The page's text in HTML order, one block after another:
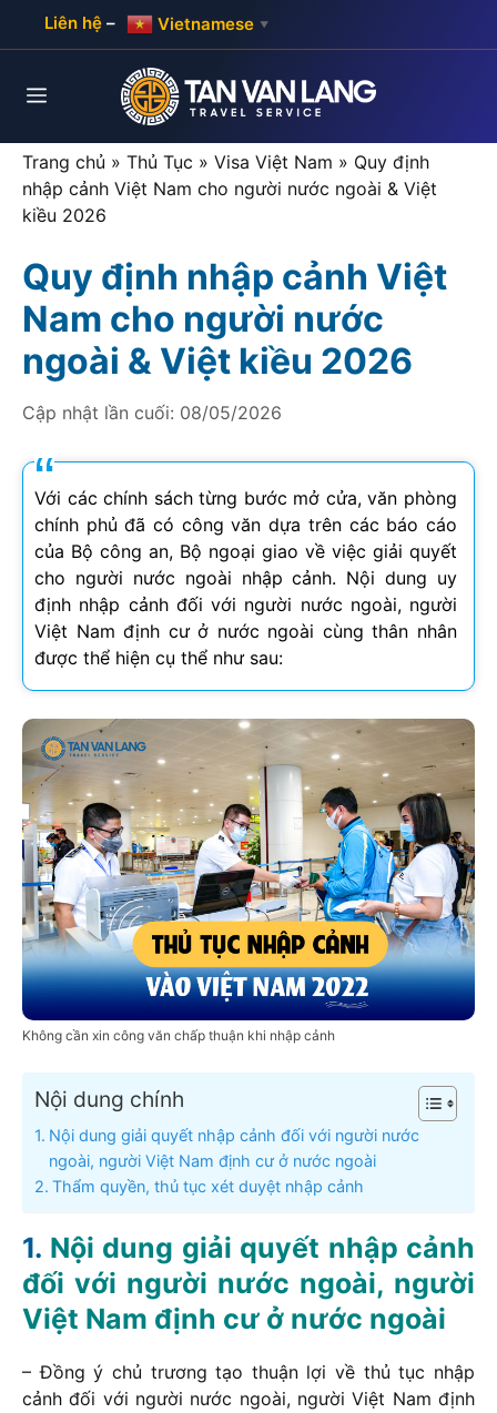
Liên hệ – Vietnamese ▼
Menu
Trang chủ » Thủ Tục » Visa Việt Nam » Quy định
nhập cảnh Việt Nam cho người nước ngoài & Việt
kiều 2026
Quy định nhập cảnh Việt
Nam cho người nước
ngoài & Việt kiều 2026
Cập nhật lần cuối: 08/05/2026
Với các chính sách từng bước mở cửa, văn phòng
chính phủ đã có công văn dựa trên các báo cáo
của Bộ công an, Bộ ngoại giao về việc giải quyết
cho người nước ngoài nhập cảnh. Nội dung uy
định nhập cảnh đối với người nước ngoài, người
Việt Nam định cư ở nước ngoài cùng thân nhân
được thể hiện cụ thể như sau:
Không cần xin công văn chấp thuận khi nhập cảnh
Nội dung chính
Nội dung giải quyết nhập cảnh đối với người nước
ngoài, người Việt Nam định cư ở nước ngoài
Thẩm quyền, thủ tục xét duyệt nhập cảnh
Nội dung giải quyết nhập cảnh
đối với người nước ngoài, người
Việt Nam định cư ở nước ngoài
– Đồng ý chủ trương tạo thuận lợi về thủ tục nhập
cảnh đối với người nước ngoài, người Việt Nam định